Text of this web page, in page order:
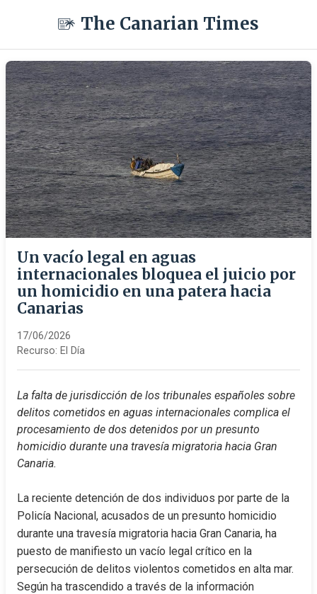
The Canarian Times
Un vacío legal en aguas
internacionales bloquea el juicio por
un homicidio en una patera hacia
Canarias
17/06/2026
Recurso: El Día
La falta de jurisdicción de los tribunales españoles sobre
delitos cometidos en aguas internacionales complica el
procesamiento de dos detenidos por un presunto
homicidio durante una travesía migratoria hacia Gran
Canaria.
La reciente detención de dos individuos por parte de la
Policía Nacional, acusados de un presunto homicidio
durante una travesía migratoria hacia Gran Canaria, ha
puesto de manifiesto un vacío legal crítico en la
persecución de delitos violentos cometidos en alta mar.
Según ha trascendido a través de la información